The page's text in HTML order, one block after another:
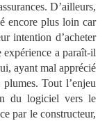
D’ailleurs,
encore plus loin car
intention d’acheter
expérience a paraît-il
ayant mal apprécié
Tout l’enjeu
du logiciel vers le
par le constructeur,